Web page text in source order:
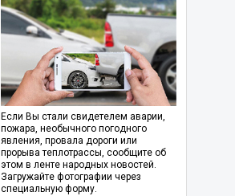
Если Вы стали свидетелем аварии,
пожара, необычного погодного
явления, провала дороги или
прорыва теплотрассы, сообщите об
этом в ленте народных новостей.
Загружайте фотографии через
специальную форму.